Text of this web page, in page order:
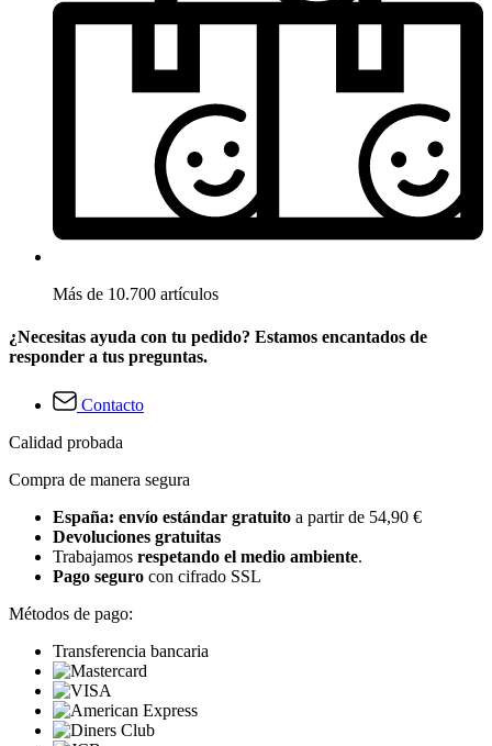
Más de 10.700 artículos
¿Necesitas ayuda con tu pedido? Estamos encantados de
responder a tus preguntas.
Contacto
Calidad probada
Compra de manera segura
España: envío estándar gratuito a partir de 54,90 €
Devoluciones gratuitas
Trabajamos respetando el medio ambiente.
Pago seguro con cifrado SSL
Métodos de pago:
Transferencia bancaria